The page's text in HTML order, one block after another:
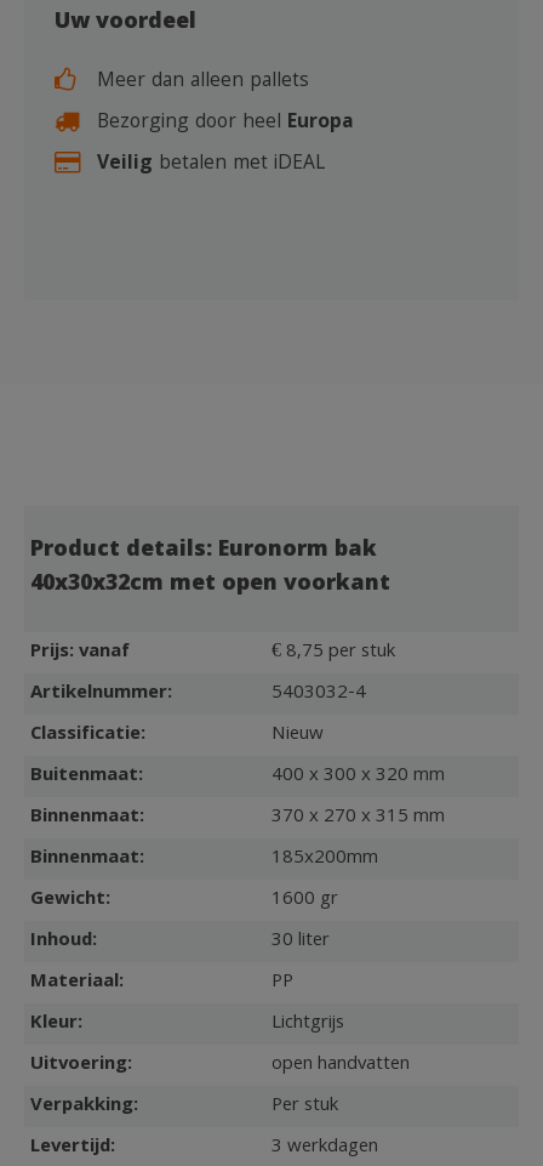
Uw voordeel
Meer dan alleen pallets
Bezorging door heel Europa
Veilig betalen met iDEAL
Product details: Euronorm bak
40x30x32cm met open voorkant
Prijs: vanaf
€ 8,75 per stuk
Artikelnummer:
5403032-4
Classificatie:
Nieuw
Buitenmaat:
400 x 300 x 320 mm
Binnenmaat:
370 x 270 x 315 mm
Binnenmaat:
185x200mm
Gewicht:
1600 gr
Inhoud:
30 liter
Materiaal:
PP
Kleur:
Lichtgrijs
Uitvoering:
open handvatten
Verpakking:
Per stuk
Levertijd:
3 werkdagen